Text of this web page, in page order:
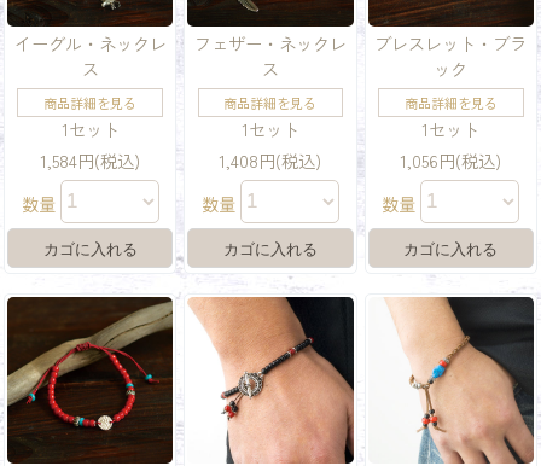
イーグル・ネックレ
ス
商品詳細を見る
1セット
1,584円(税込)
数量
フェザー・ネックレ
ス
商品詳細を見る
1セット
1,408円(税込)
数量
ブレスレット・ブラ
ック
商品詳細を見る
1セット
1,056円(税込)
数量